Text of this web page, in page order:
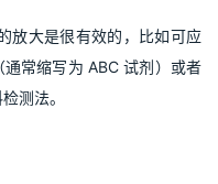
放大是很有效的，比如可应
常缩写为 ABC 试剂）或者
测法。